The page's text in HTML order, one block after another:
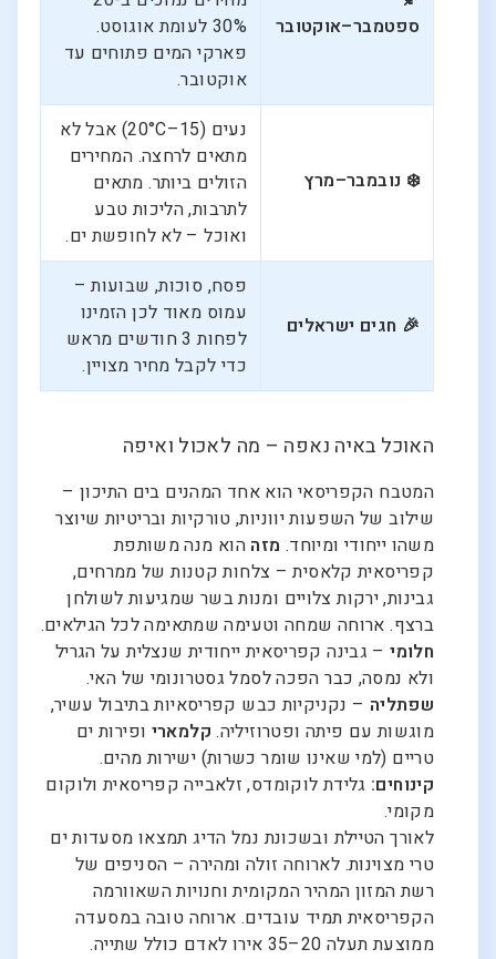
ספטמבר–אוקטובר
30% לעומת אוגוסט.
פארקי המים פתוחים עד
אוקטובר.
❄️ נובמבר–מרץ
נעים (15–20°C) אבל לא
מתאים לרחצה. המחירים
הזולים ביותר. מתאים
לתרבות, הליכות טבע
ואוכל – לא לחופשת ים.
🎉 חגים ישראלים
פסח, סוכות, שבועות –
עמוס מאוד לכן הזמינו
לפחות 3 חודשים מראש
כדי לקבל מחיר מצויין.
האוכל באיה נאפה – מה לאכול ואיפה
המטבח הקפריסאי הוא אחד המהנים בים התיכון –
שילוב של השפעות יווניות, טורקיות ובריטיות שיוצר
משהו ייחודי ומיוחד. מזה הוא מנה משותפת
קפריסאית קלאסית – צלחות קטנות של ממרחים,
גבינות, ירקות צלויים ומנות בשר שמגיעות לשולחן
ברצף. ארוחה שמחה וטעימה שמתאימה לכל הגילאים.
חלומי– גבינה קפריסאית ייחודית שנצלית על הגריל
ולא נמסה, כבר הפכה לסמל גסטרונומי של האי.
שפתליה – נקניקיות כבש קפריסאיות בתיבול עשיר,
מוגשות עם פיתה ופטרוזיליה. קלמארי ופירות ים
טריים (למי שאינו שומר כשרות) ישירות מהים.
קינוחים: גלידת לוקומדס, זלאבייה קפריסאית ולוקום
מקומי.
לאורך הטיילת ובשכונת נמל הדיג תמצאו מסעדות ים
טרי מצוינות. לארוחה זולה ומהירה – הסניפים של
רשת המזון המהיר המקומית וחנויות השאוורמה
הקפריסאית תמיד עובדים. ארוחה טובה במסעדה
ממוצעת תעלה 20–35 אירו לאדם כולל שתייה.